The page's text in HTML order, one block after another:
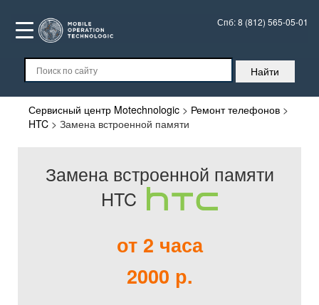
Спб:8 (812) 565-05-01
Сервисный центр Motechnologic > Ремонт телефонов >
HTC > Замена встроенной памяти
Замена встроенной памяти
HTC
от 2 часа
2000 р.